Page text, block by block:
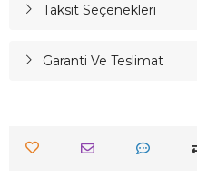
Taksit Seçenekleri
Garanti Ve Teslimat